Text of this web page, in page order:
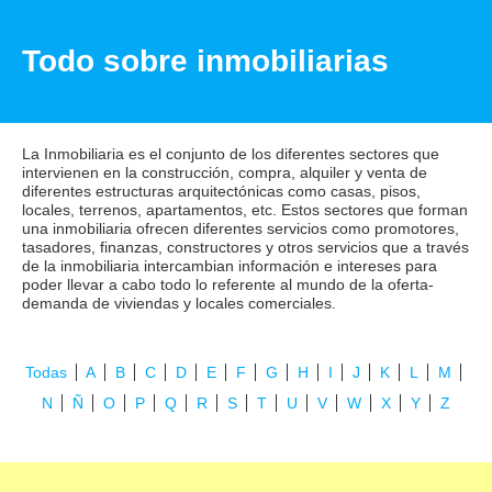
Todo sobre inmobiliarias
La Inmobiliaria es el conjunto de los diferentes sectores que
intervienen en la construcción, compra, alquiler y venta de
diferentes estructuras arquitectónicas como casas, pisos,
locales, terrenos, apartamentos, etc. Estos sectores que forman
una inmobiliaria ofrecen diferentes servicios como promotores,
tasadores, finanzas, constructores y otros servicios que a través
de la inmobiliaria intercambian información e intereses para
poder llevar a cabo todo lo referente al mundo de la oferta-
demanda de viviendas y locales comerciales.
Todas A B C D E F G H I J K L
M
N
Ñ O P Q R S T U V W X Y Z